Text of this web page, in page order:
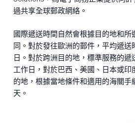
過共享全球郵政網絡。
國際遞送時間自然會根據目的地和所
同。對於發往歐洲的郵件，平均遞
日。對於跨洲目的地，標準服務的遞
工作日，對於巴西、美國、日本或印
的地，根據當地條件和適用的海關手
天。